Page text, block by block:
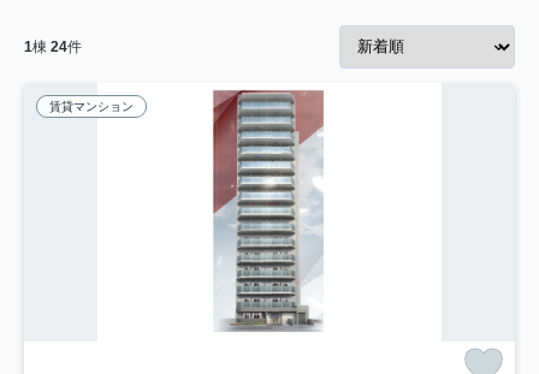
1棟 24件
賃貸マンション